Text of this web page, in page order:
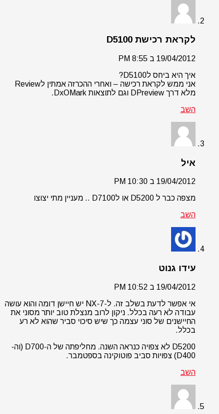
לקראת רכישת D5100
19/04/2012 ב 8:55 PM
איך היא ביחס לD5100?
אני ממש לקראת רכישה – ואחרי ההכרזה אמתין לReview
מלא דרך DPreview וגם לתוצאות DxOMark.
השב
איל
19/04/2012 ב 10:30 PM
מצפה כבר ל D5200 או לD7100 .. מעניין מתי יצוצו
השב
עידו גנוט
19/04/2012 ב 10:52 PM
אי אפשר לדעת בשלב זה. ל-NX-7 יש חיישן דומה והוא עושה
עבודה לא רעה בכלל. ניקון לרוב מנצלת טוב יותר מסוני את
החיישנים של סוני עצמה כך שיש סיכוי סביר שהוא לא רע
בכלל.
D5200 לא צפויה כנראה השנה. מחליפתה של ה-D700 (וה-
D400) צפויות סביב פוטוקינה בספטמבר.
השב